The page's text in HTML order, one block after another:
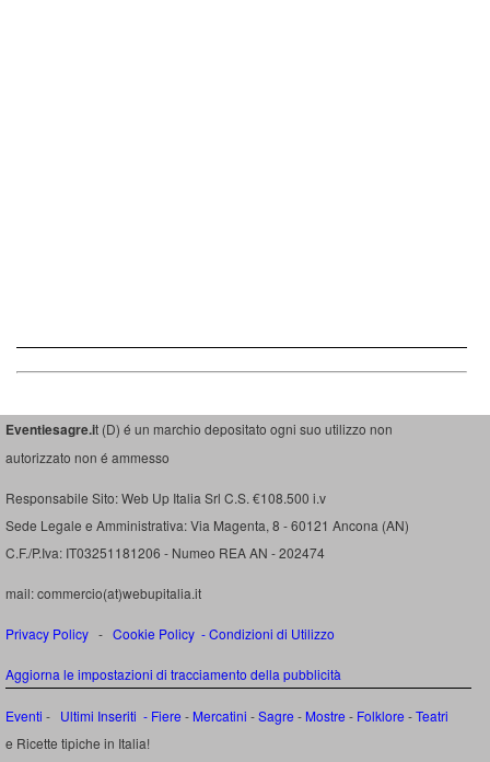
Eventiesagre.it (D) é un marchio depositato ogni suo utilizzo non
autorizzato non é ammesso
Responsabile Sito: Web Up Italia Srl C.S. €108.500 i.v
Sede Legale e Amministrativa: Via Magenta, 8 - 60121 Ancona (AN)
C.F./P.Iva: IT03251181206 - Numeo REA AN - 202474
mail: commercio(at)webupitalia.it
Privacy Policy - Cookie Policy -Condizioni di Utilizzo
Aggiorna le impostazioni di tracciamento della pubblicità
Eventi - Ultimi Inseriti - Fiere - Mercatini -Sagre - Mostre - Folklore -Teatri
e Ricette tipiche in Italia!